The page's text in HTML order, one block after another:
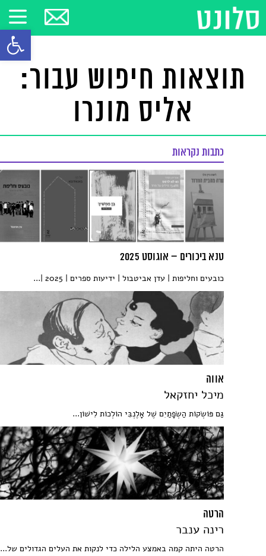
פתח
תוצאות חיפוש עבור:
אליס מונרו
כתבות נקראות
טנא ביכורים – אוגוסט 2025
כובעים וחליפות | עדן אביטבול | ידיעות ספרים | 2025 |...
אווה
מיכל יחזקאל
גַּם פּוֹשְׂקוֹת הַשְׂפָתַיִם שֶׁל אָלֶנְבִּי הוֹלְכוֹת לִישׁוֹן...
הרטה
רינה ענבר
הרטה היתה קמה באמצע הלילה כדי לנקות את העלים הגדולים של...